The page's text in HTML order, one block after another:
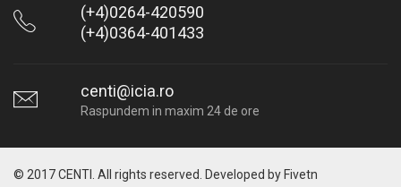
(+4)0264-420590
(+4)0364-401433
centi@icia.ro
Raspundem in maxim 24 de ore
© 2017 CENTI. All rights reserved. Developed by Fivetn